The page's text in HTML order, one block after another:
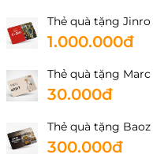
Gian Hàng B2-R2-18-
Vincom - Royal City,
Shop ES 13, TTTM Big
Duy Hưng, Trung Hòa,
L4-24-25, Tầng L4,
Park, H.Gia Lâm, Tp.Hà
Thẻ quà tặng
1.000.000đ
Thẻ quà tặng
30.000đ
Thẻ quà tặng
300.000đ